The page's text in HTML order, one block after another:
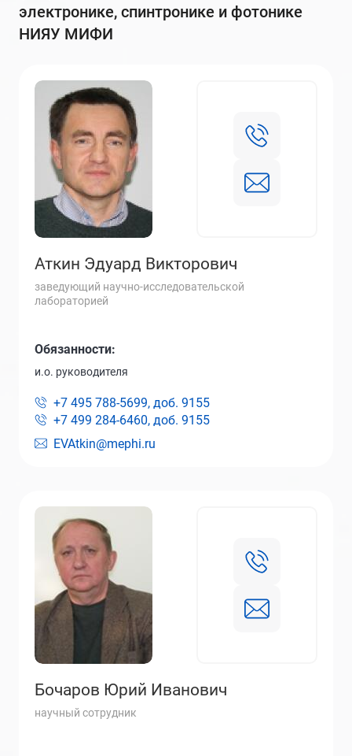
электронике, спинтронике и фотонике
НИЯУ МИФИ
Аткин Эдуард Викторович
заведующий научно-исследовательской
лабораторией
EVAtkin@mephi.ru
Обязанности:
и.о. руководителя
+7 495 788-5699, доб. 9155
+7 499 284-6460, доб. 9155
Бочаров Юрий Иванович
научный сотрудник